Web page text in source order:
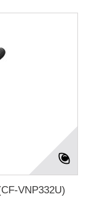
VNP332U)